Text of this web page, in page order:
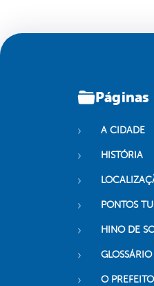
Páginas
A CIDADE
HISTÓRIA
PONTOS
HINO DE
GLOSSÁRIO
O PREFEITO